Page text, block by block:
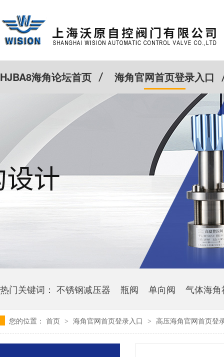
HJBA8海角论坛首页 海角官网首页登录入口
客户案例 新
热门关键词： 不锈钢减压器 瓶阀 单向阀 气体海
您的位置： 首页 > 海角官网首页登录入口 > 高压海角官网首页登